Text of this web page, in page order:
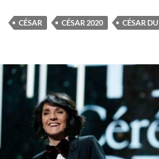
CÉSAR CÉSAR 2020 CÉSAR